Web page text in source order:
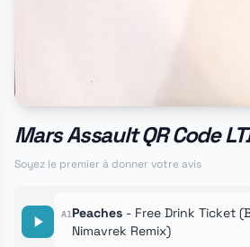
Mars Assault QR Code
Soyez le premier à donner votre avis
A1 Peaches - Free Drink Ticket
Nimavrek Remix)